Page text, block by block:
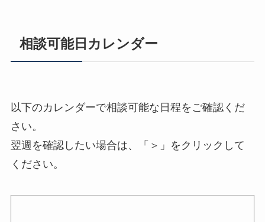
相談可能日カレンダー
以下のカレンダーで相談可能な日程をご確認くだ
さい。
翌週を確認したい場合は、「＞」をクリックして
ください。